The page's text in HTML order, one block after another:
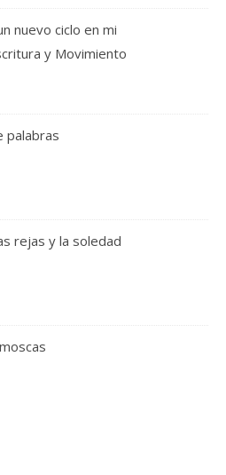
nuevo ciclo en mi
y Movimiento
palabras
rejas y la soledad